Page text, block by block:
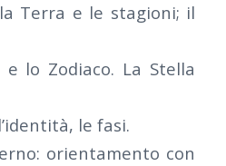
Terra e le stagioni; il
lo Zodiaco. La Stella
le fasi.
orientamento con